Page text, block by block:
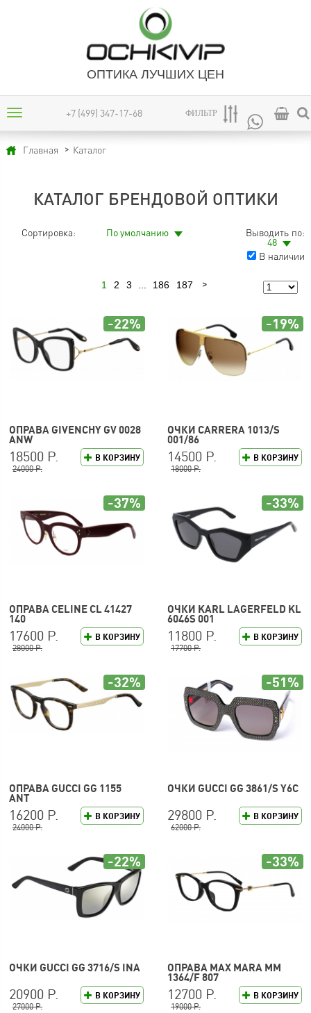
ОПТИКА ЛУЧШИХ ЦЕН
+7 (499) 347-17-68 ФИЛЬТР
Главная Каталог
КАТАЛОГ БРЕНДОВОЙ ОПТИКИ
Сортировка: По умолчанию
Выводить по:
48
В наличии
1 2 3 186 187
ОПРАВА GIVENCHY GV 0028
ANW
В КОРЗИНУ
18500 Р.
24000 Р.
-22%
ОЧКИ CARRERA 1013/S
001/86
В КОРЗИНУ
14500 Р.
18000 Р.
-19%
ОПРАВА CELINE CL 41427
140
В КОРЗИНУ
17600 Р.
28000 Р.
-37%
ОЧКИ KARL LAGERFELD KL
6046S 001
В КОРЗИНУ
11800 Р.
17700 Р.
-33%
ОПРАВА GUCCI GG 1155
ANT
В КОРЗИНУ
16200 Р.
24000 Р.
-32%
ОЧКИ GUCCI GG 3861/S Y6C
В КОРЗИНУ
29800 Р.
62000 Р.
-51%
ОЧКИ GUCCI GG 3716/S INA
В КОРЗИНУ
20900 Р.
27000 Р.
-22%
ОПРАВА MAX MARA MM
1364/F 807
В КОРЗИНУ
12700 Р.
19000 Р.
-33%